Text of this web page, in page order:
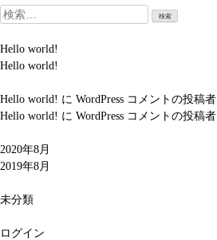
検
Hello world!
Hello world!
Hello world! に WordPress コメントの投稿者
Hello world! に WordPress コメントの投稿者
2020年8月
2019年8月
未分類
ログイン